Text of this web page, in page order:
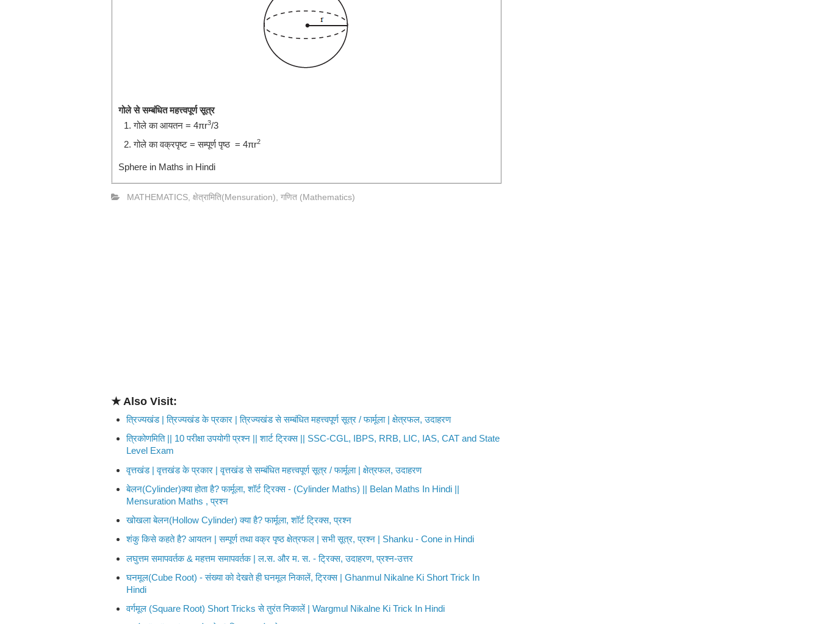
गोले से सम्बंधित महत्त्वपूर्ण सूत्र
गोले का आयतन = 4πr3/3
गोले का वक्रपृष्ट = सम्पूर्ण पृष्ठ = 4πr2
Sphere in Maths in Hindi
MATHEMATICS, क्षेत्रामिति(Mensuration), गणित (Mathematics)
★ Also Visit:
त्रिज्यखंड | त्रिज्यखंड के प्रकार | त्रिज्यखंड से सम्बंधित महत्त्वपूर्ण सूत्र / फार्मूला | क्षेत्रफल, उदाहरण
त्रिकोणमिति || 10 परीक्षा उपयोगी प्रश्न || शार्ट ट्रिक्स || SSC-CGL, IBPS, RRB, LIC, IAS, CAT and State
Level Exam
वृत्तखंड | वृत्तखंड के प्रकार | वृत्तखंड से सम्बंधित महत्त्वपूर्ण सूत्र / फार्मूला | क्षेत्रफल, उदाहरण
बेलन(Cylinder)क्या होता है? फार्मूला, शॉर्ट ट्रिक्स - (Cylinder Maths) || Belan Maths In Hindi ||
Mensuration Maths , प्रश्न
खोखला बेलन(Hollow Cylinder) क्या है? फार्मूला, शॉर्ट ट्रिक्स, प्रश्न
शंकु किसे कहते है? आयतन | सम्पूर्ण तथा वक्र पृष्ठ क्षेत्रफल | सभी सूत्र, प्रश्न | Shanku - Cone in Hindi
लघुत्तम समापवर्तक & महत्तम समापवर्तक | ल.स. और म. स. - ट्रिक्स, उदाहरण, प्रश्न-उत्तर
घनमूल(Cube Root) - संख्या को देखते ही घनमूल निकालें, ट्रिक्स | Ghanmul Nikalne Ki Short Trick In
Hindi
वर्गमूल (Square Root) Short Tricks से तुरंत निकालें | Wargmul Nikalne Ki Trick In Hindi